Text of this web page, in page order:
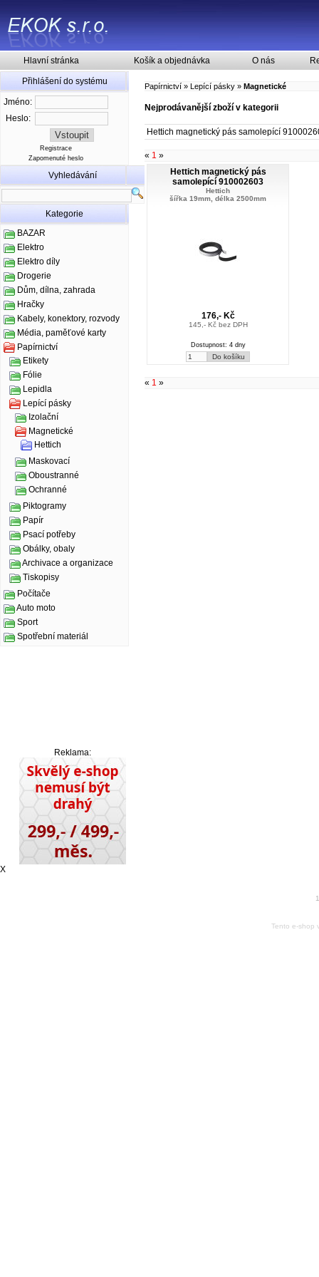
Hlavní stránka Košík a objednávka O nás
Přihlášení do systému
Jméno:
Heslo:
Registrace
Zapomenuté heslo
Vyhledávání
Kategorie
BAZAR
Elektro
Elektro díly
Drogerie
Dům, dílna, zahrada
Hračky
Kabely, konektory, rozvody
Média, paměťové karty
Papírnictví
Etikety
Fólie
Lepidla
Lepící pásky
Izolační
Magnetické
Hettich
Maskovací
Oboustranné
Ochranné
Piktogramy
Papír
Psací potřeby
Obálky, obaly
Archivace a organizace
Tiskopisy
Počítače
Auto moto
Sport
Spotřební materiál
Reklama:
Papírnictví » Lepící pásky » Magnetické
Nejprodávanější zboží v kategorii
Hettich magnetický pás samolepící
« 1 »
Hettich magnetický pás
samolepící 910002603
Hettich
šířka 19mm, délka 2500mm
176,- Kč
145,- Kč bez DPH
Dostupnost: 4 dny
« 1 »
X
Tento e-shop